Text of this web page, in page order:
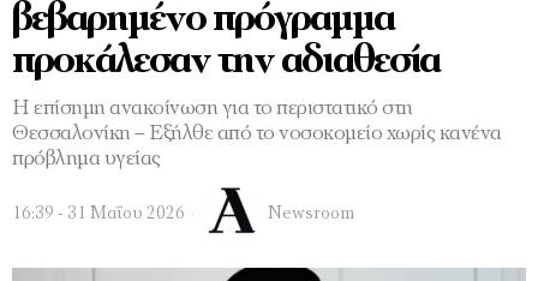
βεβαρημένο πρόγραμμα
προκάλεσαν την αδιαθεσία
Η επίσημη ανακοίνωση για το περιστατικό στη
Θεσσαλονίκη – Εξήλθε από το νοσοκομείο χωρίς κανένα
πρόβλημα υγείας
16:39 - 31 Μαΐου 2026 Newsroom